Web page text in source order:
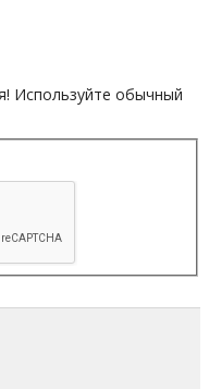
Используйте обычный